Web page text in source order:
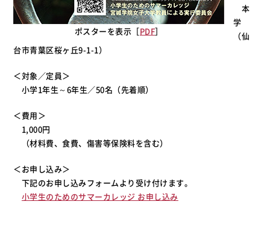
ポスターを表示［PDF］
本
学
（仙
台市青葉区桜ヶ丘9-1-1）
＜対象／定員＞
小学1年生～6年生／50名（先着順）
＜費用＞
1,000円
（材料費、食費、傷害等保険料を含む）
＜お申し込み＞
下記のお申し込みフォームより受け付けます。
小学生のためのサマーカレッジ お申し込み